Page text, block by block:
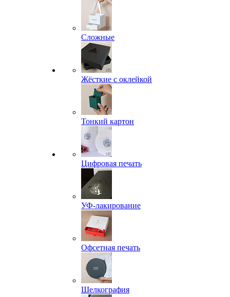
Сложные
Жёсткие с оклейкой
Тонкий картон
Цифровая печать
УФ-лакирование
Офсетная печать
Шелкография